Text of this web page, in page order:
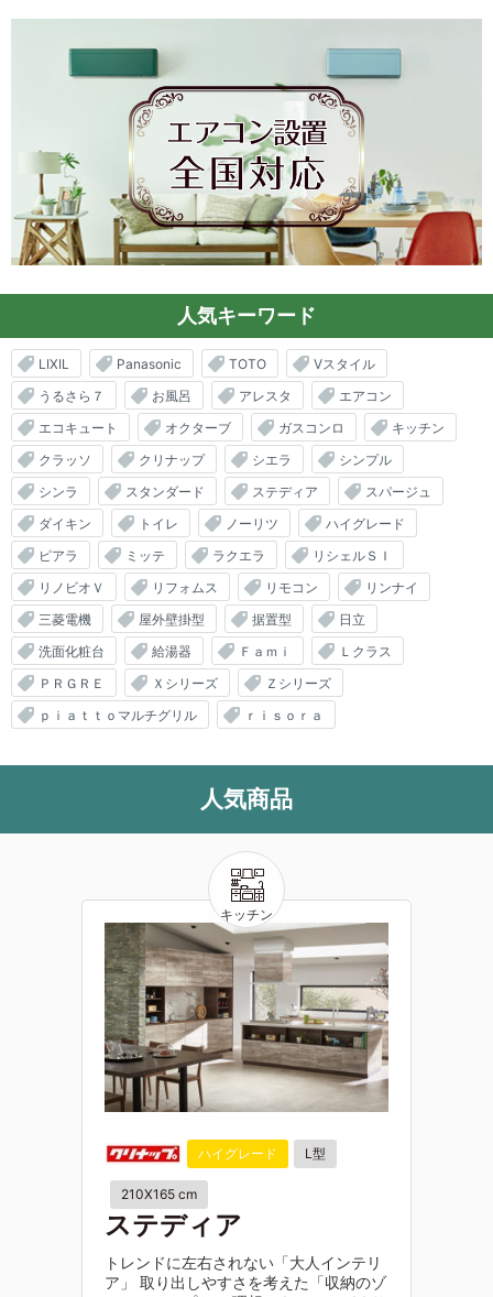
人気キーワード
LIXIL Panasonic TOTO
Vスタイル
うるさら７
お風呂 アレスタ
エアコン
エコキュート
オクターブ ガスコンロ
キッチン
クラッソ
クリナップ シエラ
シンプル
シンラ
スタンダード ステディア
スパージュ
ダイキン
トイレ ノーリツ
ハイグレード
ピアラ
ミッテ ラクエラ
リシェルＳＩ
リノビオＶ
リフォムス リモコン
リンナイ
三菱電機
屋外壁掛型 据置型
日立
洗面化粧台
給湯器 Ｆａｍｉ
Ｌクラス
ＰＲＧＲＥ
Ｘシリーズ
Ｚシリーズ
ｐｉａｔｔｏマルチグリル
ｒｉｓｏｒａ
人気商品
ハイグレード L型
210X165 cm
ステディア
トレンドに左右されない「大人インテリ
ア」 取り出しやすさを考えた「収納のゾ